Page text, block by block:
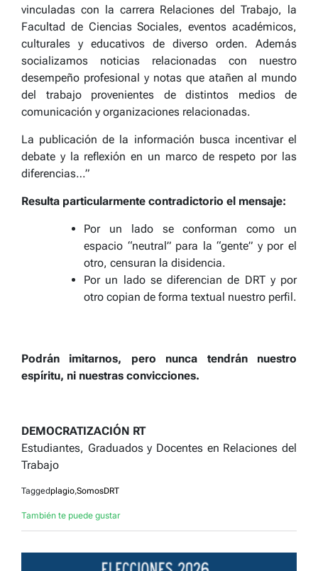
vinculadas con la carrera Relaciones del Trabajo, la
Facultad de Ciencias Sociales, eventos académicos,
culturales y educativos de diverso orden. Además
socializamos noticias relacionadas con nuestro
desempeño profesional y notas que atañen al mundo
del trabajo provenientes de distintos medios de
comunicación y organizaciones relacionadas.
La publicación de la información busca incentivar el
debate y la reflexión en un marco de respeto por las
diferencias…”
Resulta particularmente contradictorio el mensaje:
Por un lado se conforman como un
espacio “neutral” para la “gente” y por el
otro, censuran la disidencia.
Por un lado se diferencian de DRT y por
otro copian de forma textual nuestro perfil.
Podrán imitarnos, pero nunca tendrán nuestro
espíritu, ni nuestras convicciones.
DEMOCRATIZACIÓN RT
Estudiantes, Graduados y Docentes en Relaciones del
Trabajo
Taggedplagio,SomosDRT
También te puede gustar